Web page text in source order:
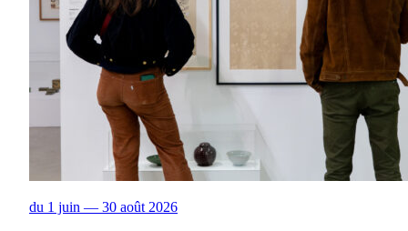
du 1 juin — 30 août 2026